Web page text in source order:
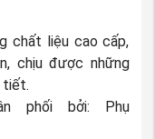
chất liệu cao cấp,
chịu được những
tiết.
phối bởi: Phụ